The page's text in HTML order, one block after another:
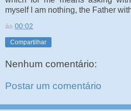
myself I am nothing, the Father
às 00:02
Compartilhar
Nenhum comentário:
Postar um comentário